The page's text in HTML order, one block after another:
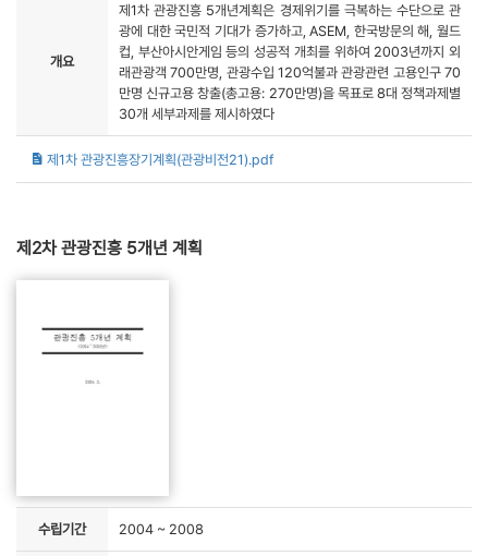
개요
제1차 관광진흥 5개년계획은 경제위기를 극복하는 수단으로 관
광에 대한 국민적 기대가 증가하고, ASEM, 한국방문의 해, 월드
컵, 부산아시안게임 등의 성공적 개최를 위하여 2003년까지 외
래관광객 700만명, 관광수입 120억불과 관광관련 고용인구 70
만명 신규고용 창출(총고용: 270만명)을 목표로 8대 정책과제별
30개 세부과제를 제시하였다
제1차 관광진흥장기계획(관광비전21).pdf
제2차 관광진흥 5개년 계획
수립기간 2004 ~ 2008